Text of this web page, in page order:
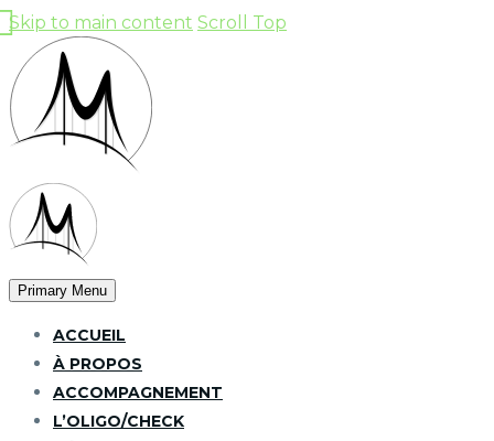
Skip to main content Scroll Top
Primary Menu
ACCUEIL
À PROPOS
ACCOMPAGNEMENT
L’OLIGO/CHECK